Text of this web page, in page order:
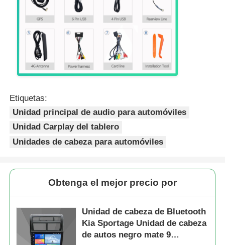
Etiquetas:
Unidad principal de audio para automóviles
Unidad Carplay del tablero
Unidades de cabeza para automóviles
Obtenga el mejor precio por
Unidad de cabeza de Bluetooth
Kia Sportage Unidad de cabeza
de autos negro mate 9